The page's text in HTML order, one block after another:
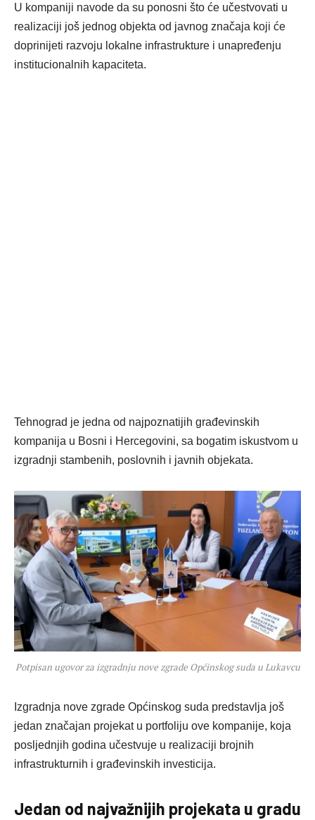
U kompaniji navode da su ponosni što će učestvovati u
realizaciji još jednog objekta od javnog značaja koji će
doprinijeti razvoju lokalne infrastrukture i unapređenju
institucionalnih kapaciteta.
Tehnograd je jedna od najpoznatijih građevinskih
kompanija u Bosni i Hercegovini, sa bogatim iskustvom u
izgradnji stambenih, poslovnih i javnih objekata.
Potpisan ugovor za izgradnju nove zgrade Općinskog suda u Lukavcu
Izgradnja nove zgrade Općinskog suda predstavlja još
jedan značajan projekat u portfoliju ove kompanije, koja
posljednjih godina učestvuje u realizaciji brojnih
infrastrukturnih i građevinskih investicija.
Jedan od najvažnijih projekata u gradu